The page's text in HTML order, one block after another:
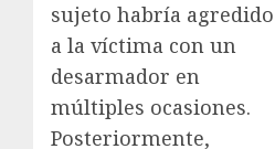
sujeto habría agredido
a la víctima con un
desarmador en
múltiples ocasiones.
Posteriormente,